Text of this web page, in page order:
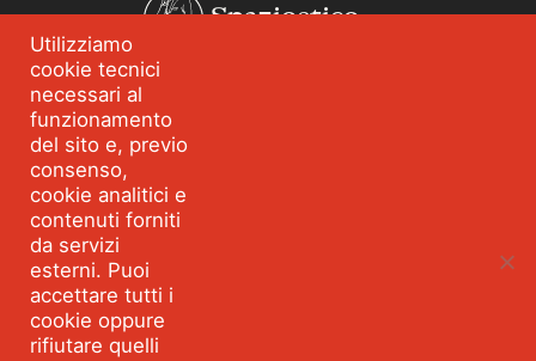
Spazioetico
Chi siamo
Blog
Servizi
Strumenti e percorsi
Parla con Spazioetico
Utilizziamo
cookie tecnici
necessari al
funzionamento
del sito e, previo
consenso,
cookie analitici e
contenuti forniti
da servizi
esterni. Puoi
accettare tutti i
cookie oppure
rifiutare quelli